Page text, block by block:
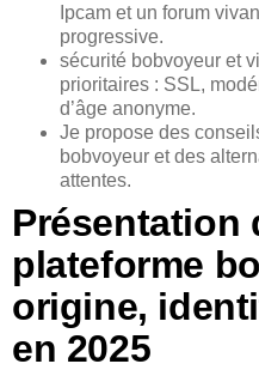
Ipcam et un forum
progressive.
sécurité bobvoyeur et
prioritaires : SSL,
d’âge anonyme.
Je propose des
bobvoyeur et des
attentes.
Présentation
plateforme
origine,
en 2025